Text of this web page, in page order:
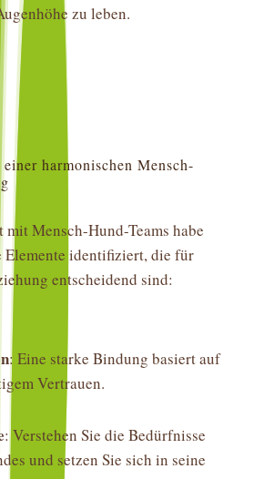
zu leben.
harmonischen Mensch-
Mensch-Hund-Teams habe
Elemente identifiziert, die für
entscheidend sind:
: Eine starke Bindung basiert auf
Vertrauen.
: Verstehen Sie die Bedürfnisse
und setzen Sie sich in seine